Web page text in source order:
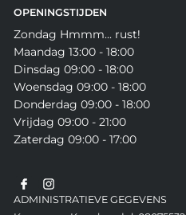
OPENINGSTIJDEN
Zondag Hmmm... rust!
Maandag 13:00 - 18:00
Dinsdag 09:00 - 18:00
Woensdag 09:00 - 18:00
Donderdag 09:00 - 18:00
Vrijdag 09:00 - 21:00
Zaterdag 09:00 - 17:00
ADMINISTRATIEVE GEGEVENS